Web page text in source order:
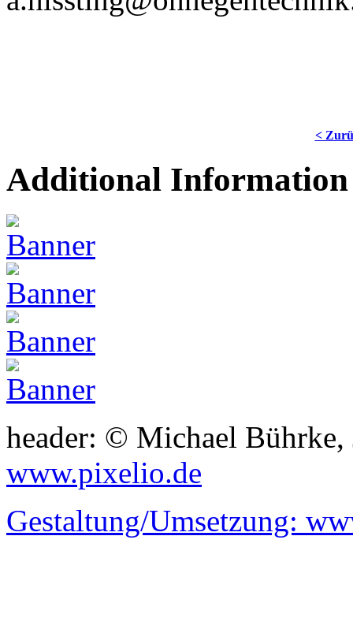
<
Additional Information
header: © Michael
www.pixelio.de
Gestaltung/Umsetzung: